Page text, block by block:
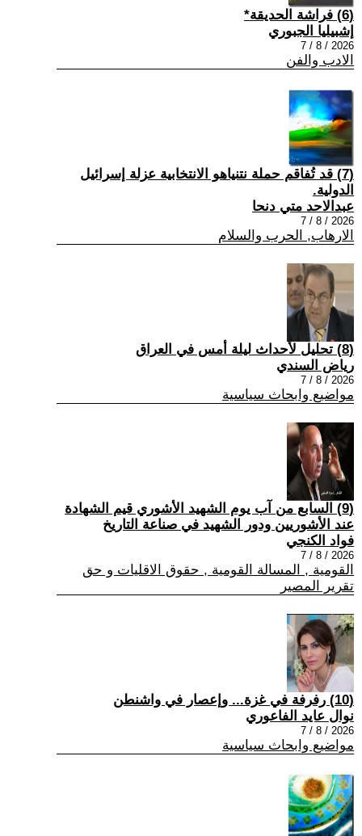
(6) فراشة الحديقة*
إشبيليا الجبوري
2026 / 8 / 7
الادب والفن
(7) قد تُفاقم حملة نتنياهو الانتخابية عزلة إسرائيل
الدولية.
عبدالاحد متي دنحا
2026 / 8 / 7
الارهاب, الحرب والسلام
(8) تحليل لأحداث ليلة أمس في العراق
رياض السندي
2026 / 8 / 7
مواضيع وابحاث سياسية
(9) السابع من آب يوم الشهيد الأشوري قيم الشهادة
عند الأشوريين ودور الشهيد في صناعة التاريخ
فواد الكنجي
2026 / 8 / 7
القومية , المسالة القومية , حقوق الاقليات و حق
تقرير المصير
(10) رفرفة في غزة... وإعصار في واشنطن
نوال عايد الفاعوري
2026 / 8 / 7
مواضيع وابحاث سياسية